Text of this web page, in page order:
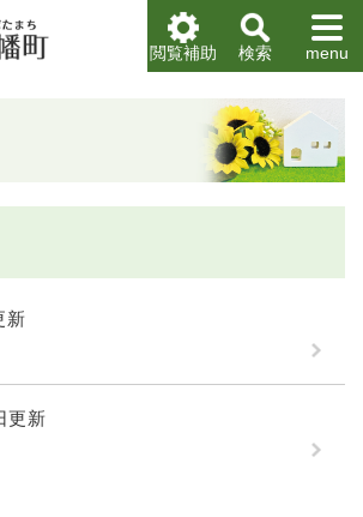
ニューを飛ばして本文へ
閲覧補助
検索 menu
新
更新